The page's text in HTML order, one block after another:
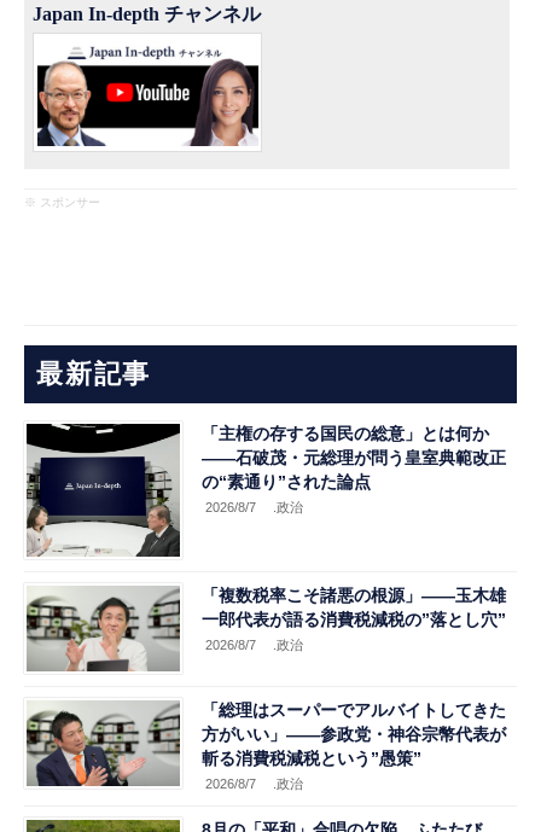
Japan In-depth チャンネル
※ スポンサー
最新記事
「主権の存する国民の総意」とは何か
――石破茂・元総理が問う皇室典範改正
の“素通り”された論点
2026/8/7 .政治
「複数税率こそ諸悪の根源」――玉木雄
一郎代表が語る消費税減税の”落とし穴”
2026/8/7 .政治
「総理はスーパーでアルバイトしてきた
方がいい」――参政党・神谷宗幣代表が
斬る消費税減税という”愚策”
2026/8/7 .政治